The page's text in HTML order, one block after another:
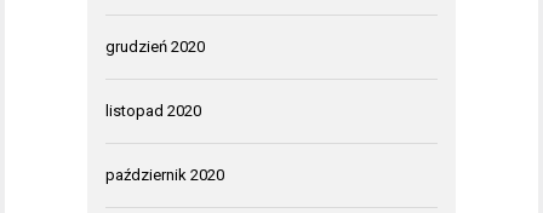
grudzień 2020
listopad 2020
październik 2020